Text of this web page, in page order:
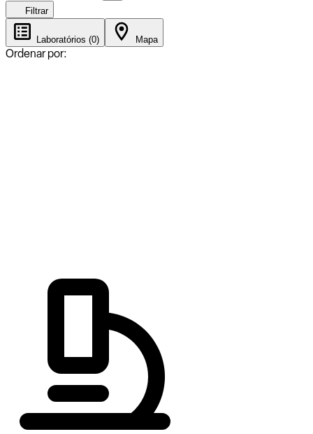
Filtrar
Laboratórios (0) Mapa
Ordenar por: